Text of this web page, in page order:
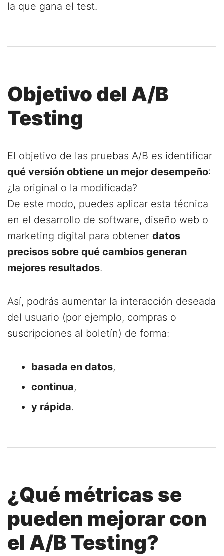
la que gana el test.
Objetivo del A/B
Testing
El objetivo de las pruebas A/B es identificar
qué versión obtiene un mejor desempeño:
¿la original o la modificada?
De este modo, puedes aplicar esta técnica
en el desarrollo de software, diseño web o
marketing digital para obtener datos
precisos sobre qué cambios generan
mejores resultados.
Así, podrás aumentar la interacción deseada
del usuario (por ejemplo, compras o
suscripciones al boletín) de forma:
basada en datos,
continua,
y rápida.
¿Qué métricas se
pueden mejorar con
el A/B Testing?